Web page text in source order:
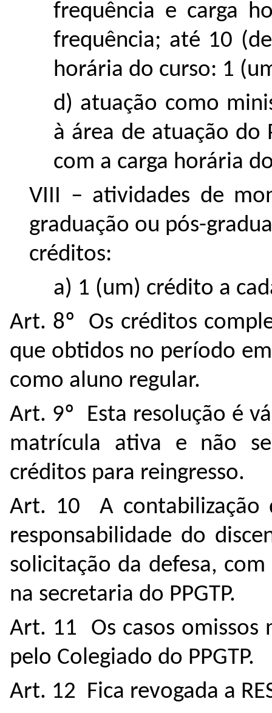
frequência e carga
frequência; até 10
horária do curso: 1
d) atuação como
à área de atuação do
com a carga horária
VIII – atividades de
graduação ou pós-
créditos:
a) 1 (um) crédito a
Art. 8º Os créditos
que obtidos no período
como aluno regular.
Art. 9º Esta resolução é
matrícula ativa e não
créditos para reingresso.
Art. 10 A contabilização
responsabilidade do
solicitação da defesa,
na secretaria do PPGTP.
Art. 11 Os casos omissos
pelo Colegiado do PPGTP.
Art. 12 Fica revogada a